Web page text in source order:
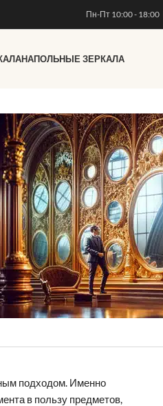
Пн-Пт 10:00 - 18:00
НАПОЛЬНЫЕ ЗЕРКАЛА
подходом. Именно
в пользу предметов,